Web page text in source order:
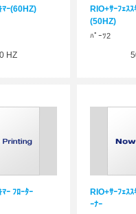
ﾏｰ(60HZ)
HZ
RIO+ｻｰﾌｪｽ
(50HZ)
ﾊﾟｰﾂ2
ｰ ﾌﾛｰﾀｰ
RIO+ｻｰﾌｪｽ
ｰﾅｰ